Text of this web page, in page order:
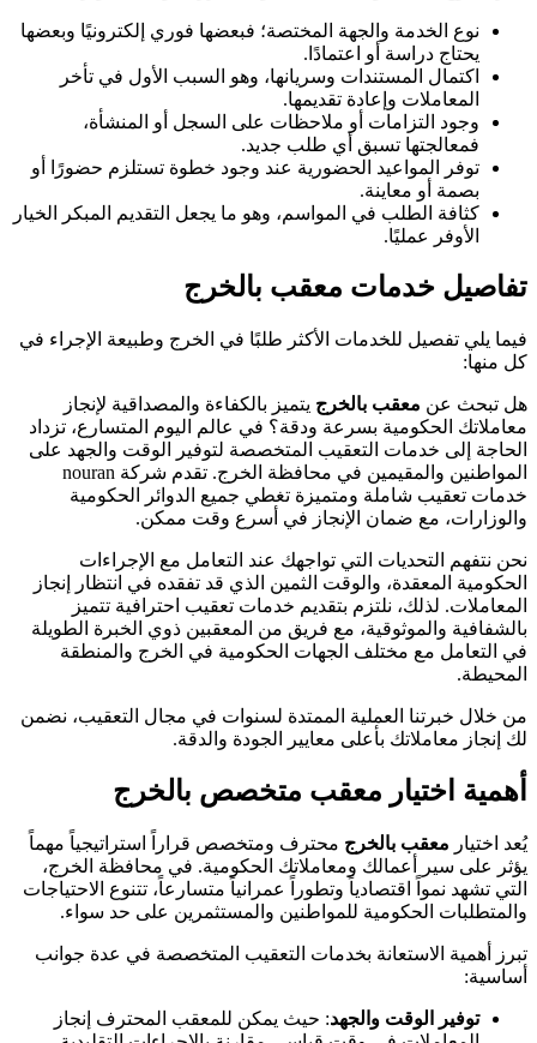
نوع الخدمة والجهة المختصة؛ فبعضها فوري إلكترونيًا وبعضها
يحتاج دراسة أو اعتمادًا.
اكتمال المستندات وسريانها، وهو السبب الأول في تأخر
المعاملات وإعادة تقديمها.
وجود التزامات أو ملاحظات على السجل أو المنشأة،
فمعالجتها تسبق أي طلب جديد.
توفر المواعيد الحضورية عند وجود خطوة تستلزم حضورًا أو
بصمة أو معاينة.
كثافة الطلب في المواسم، وهو ما يجعل التقديم المبكر الخيار
الأوفر عمليًا.
تفاصيل خدمات معقب بالخرج
فيما يلي تفصيل للخدمات الأكثر طلبًا في الخرج وطبيعة الإجراء في
كل منها:
هل تبحث عن معقب بالخرج يتميز بالكفاءة والمصداقية لإنجاز
معاملاتك الحكومية بسرعة ودقة؟ في عالم اليوم المتسارع، تزداد
الحاجة إلى خدمات التعقيب المتخصصة لتوفير الوقت والجهد على
المواطنين والمقيمين في محافظة الخرج. تقدم شركة nouran
خدمات تعقيب شاملة ومتميزة تغطي جميع الدوائر الحكومية
والوزارات، مع ضمان الإنجاز في أسرع وقت ممكن.
نحن نتفهم التحديات التي تواجهك عند التعامل مع الإجراءات
الحكومية المعقدة، والوقت الثمين الذي قد تفقده في انتظار إنجاز
المعاملات. لذلك، نلتزم بتقديم خدمات تعقيب احترافية تتميز
بالشفافية والموثوقية، مع فريق من المعقبين ذوي الخبرة الطويلة
في التعامل مع مختلف الجهات الحكومية في الخرج والمنطقة
المحيطة.
من خلال خبرتنا العملية الممتدة لسنوات في مجال التعقيب، نضمن
لك إنجاز معاملاتك بأعلى معايير الجودة والدقة.
أهمية اختيار معقب متخصص بالخرج
يُعد اختيار معقب بالخرج محترف ومتخصص قراراً استراتيجياً مهماً
يؤثر على سير أعمالك ومعاملاتك الحكومية. في محافظة الخرج،
التي تشهد نمواً اقتصادياً وتطوراً عمرانياً متسارعاً، تتنوع الاحتياجات
والمتطلبات الحكومية للمواطنين والمستثمرين على حد سواء.
تبرز أهمية الاستعانة بخدمات التعقيب المتخصصة في عدة جوانب
أساسية:
توفير الوقت والجهد: حيث يمكن للمعقب المحترف إنجاز